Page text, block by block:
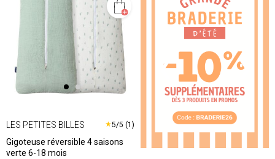
LES PETITES BILLES ★5/5 (1)
Gigoteuse réversible 4 saisons
verte 6-18 mois
❮ ❯